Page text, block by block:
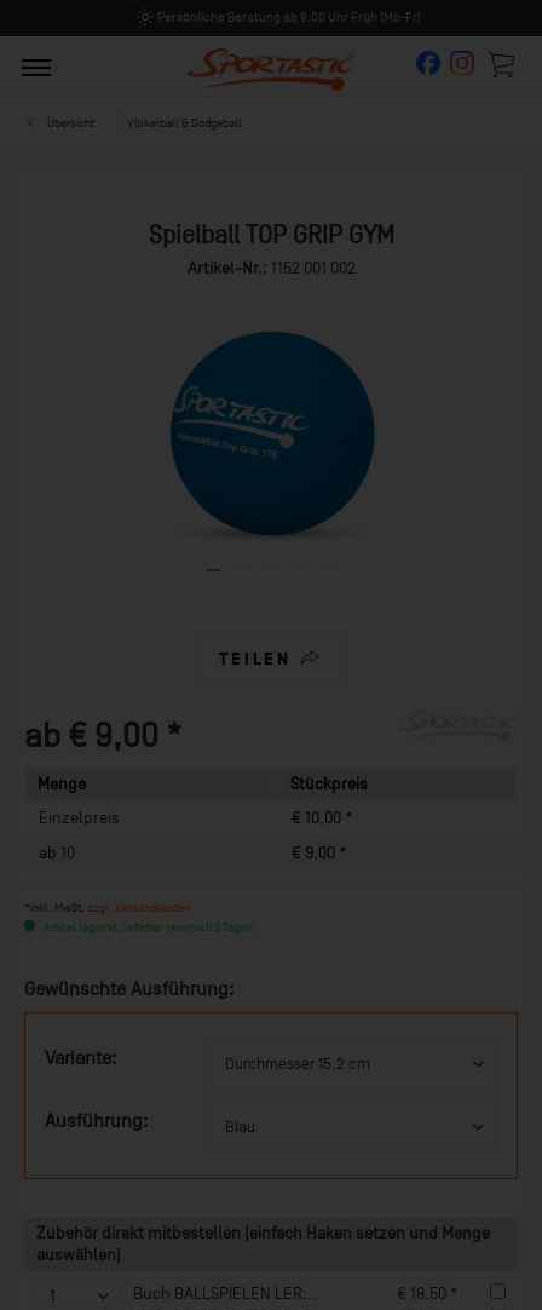
Persönliche Beratung ab 8:00 Uhr Früh (Mo-Fr)
Übersicht Völkerball & Dodgeball
Spielball TOP GRIP GYM
Artikel-Nr.: 1152 001 002
TEILEN
ab € 9,00 *
Menge
Stückpreis
Einzelpreis
€ 10,00 *
ab 10 € 9,00 *
*inkl. MwSt. zzgl. Versandkosten
Artikel lagernd, lieferbar innerhalb 3 Tagen!
Gewünschte Ausführung:
Variante:
Ausführung:
Zubehör direkt mitbestellen (einfach Haken setzen und Menge
auswählen)
Buch BALLSPIELEN LERNEN
€ 18,50 *